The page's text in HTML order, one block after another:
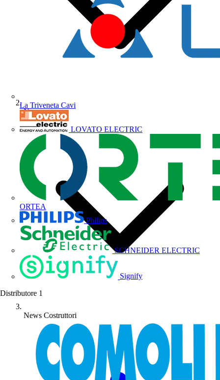
La Triveneta Cavi
LOVATO ELECTRIC
ORTEA
Philips
SCHNEIDER ELECTRIC
Signify
Distributore 1
News
News Costruttori